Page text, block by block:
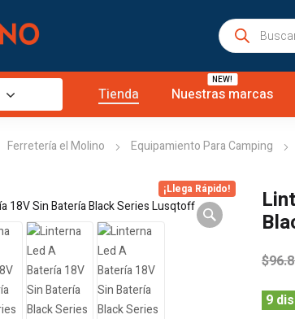
Búsqueda
de
Tienda Nuestras marcas
NEW!
Ferretería el Molino Equipamiento Para Camping
¡Llega Rápido!
$
9